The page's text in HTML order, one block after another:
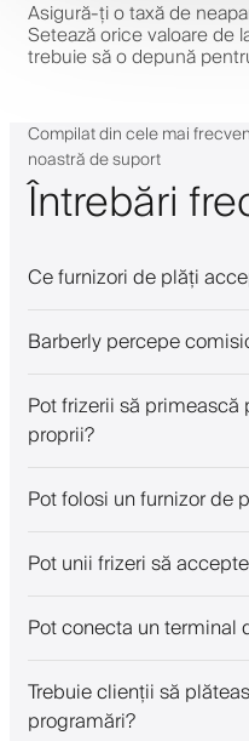
Asigură-ți o taxă de
Setează orice valoare de
trebuie să o depună
Compilat din cele mai
noastră de suport
Întrebări
Ce furnizori de plăți
Barberly percepe
Pot frizerii să
proprii?
Pot folosi un furnizor de
Pot unii frizeri să
Pot conecta un terminal
Trebuie clienții să
programări?